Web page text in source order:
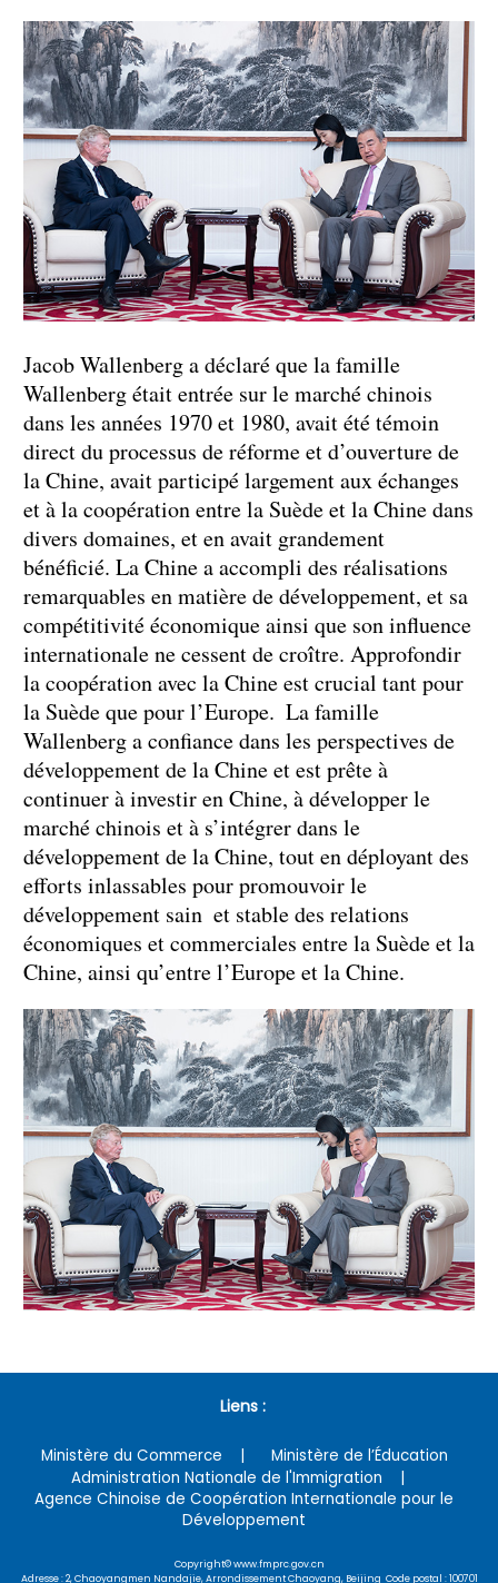
Jacob Wallenberg a déclaré que la famille
Wallenberg était entrée sur le marché chinois
dans les années 1970 et 1980, avait été témoin
direct du processus de réforme et d’ouverture de
la Chine, avait participé largement aux échanges
et à la coopération entre la Suède et la Chine dans
divers domaines, et en avait grandement
bénéficié. La Chine a accompli des réalisations
remarquables en matière de développement, et sa
compétitivité économique ainsi que son influence
internationale ne cessent de croître. Approfondir
la coopération avec la Chine est crucial tant pour
la Suède que pour l’Europe. La famille
Wallenberg a confiance dans les perspectives de
développement de la Chine et est prête à
continuer à investir en Chine, à développer le
marché chinois et à s’intégrer dans le
développement de la Chine, tout en déployant des
efforts inlassables pour promouvoir le
développement sain et stable des relations
économiques et commerciales entre la Suède et la
Chine, ainsi qu’entre l’Europe et la Chine.
Liens :
Ministère du Commerce
Ministère de l’Éducation
Administration Nationale de l'Immigration
Agence Chinoise de Coopération Internationale pour le
Développement
Copyright© www.fmprc.gov.cn
Adresse : 2, Chaoyangmen Nandajie, Arrondissement Chaoyang, Beijing Code postal : 100701